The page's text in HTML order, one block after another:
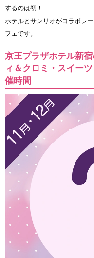
するのは初！
ホテルとサンリオがコラボレ
フェです。
京王プラザホテル新
ィ＆クロミ・スイー
催時間